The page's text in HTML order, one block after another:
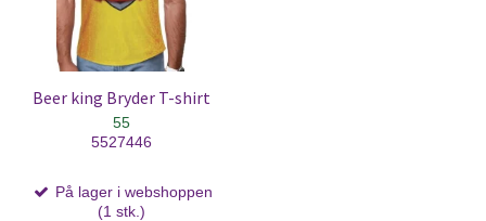
Beer king Bryder T-shirt
55
5527446
På lager i webshoppen
(1 stk.)